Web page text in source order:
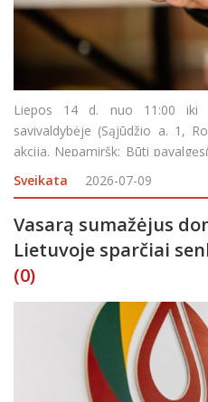
Liepos 14 d. nuo 11:00 iki
savivaldybėje (Sąjūdžio a. 1,
akcija. Nepamiršk: Būti
Turėti asmens dokumentą Pietų
Sveikata 2026-07-09
Vasarą sumažėjus
Lietuvoje sparčiai
(0)